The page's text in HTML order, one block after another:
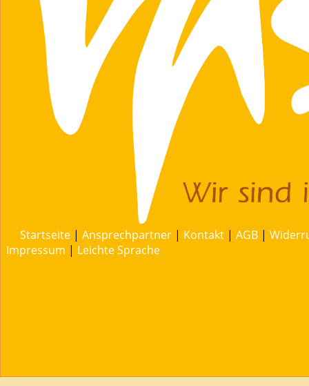
Startseite | Ansprechpartner | Kontakt | AGB |
Impressum | Leichte Sprache